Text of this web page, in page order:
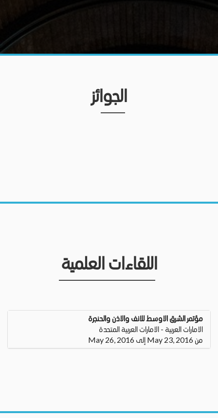
الجوائز
اللقاءات العلمية
مؤتمر الشرق الاوسط للانف والاذن والحنجرة
الامارات العربية - الامارات العربية المتحدة
من May 23, 2016 إلى May 26, 2016